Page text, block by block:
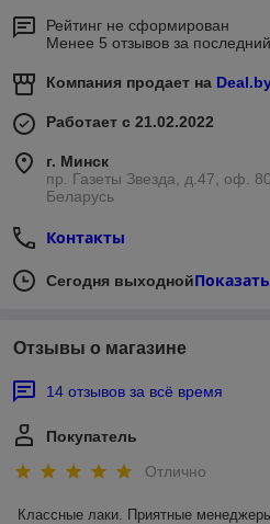
Рейтинг не сформирован
Менее 5 отзывов за
Компания продает на
Работает с 21.02.2022
г. Минск
пр. Газеты Звезда, д.47, оф.
Беларусь
Контакты
Сегодня выходной
Отзывы о магазине
14 отзывов за всё время
Покупатель
Отлично
Классные лаки. Приятные